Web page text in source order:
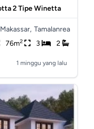
2 Tipe Winetta
Makassar, Tamalanrea
76m2 3 2
1 minggu yang lalu